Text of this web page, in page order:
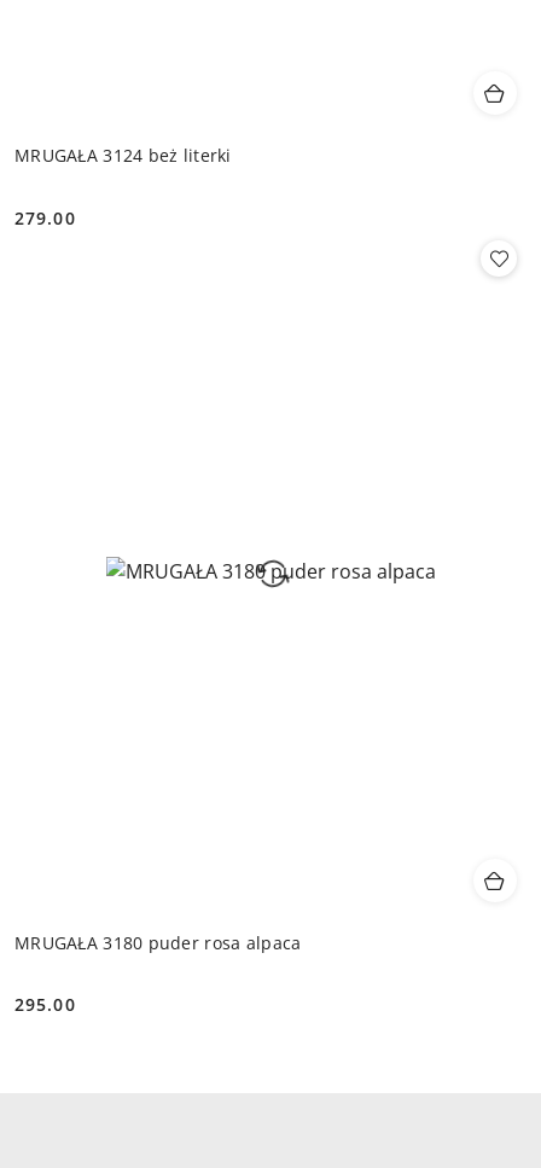
MRUGAŁA 3124 beż literki
Cena:
279.00
MRUGAŁA 3180 puder rosa alpaca
Cena:
295.00